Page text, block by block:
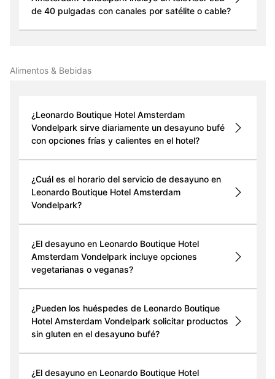
de 40 pulgadas con canales por satélite o cable?
Alimentos & Bebidas
¿Leonardo Boutique Hotel Amsterdam
Vondelpark sirve diariamente un desayuno bufé
con opciones frías y calientes en el hotel?
¿Cuál es el horario del servicio de desayuno en
Leonardo Boutique Hotel Amsterdam
Vondelpark?
¿El desayuno en Leonardo Boutique Hotel
Amsterdam Vondelpark incluye opciones
vegetarianas o veganas?
¿Pueden los huéspedes de Leonardo Boutique
Hotel Amsterdam Vondelpark solicitar productos
sin gluten en el desayuno bufé?
¿El desayuno en Leonardo Boutique Hotel